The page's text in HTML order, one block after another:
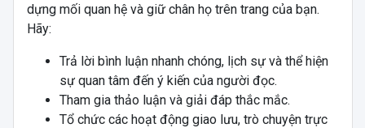
dựng mối quan hệ và giữ chân họ trên trang của bạn.
Hãy:
Trả lời bình luận nhanh chóng, lịch sự và thể hiện
sự quan tâm đến ý kiến của người đọc.
Tham gia thảo luận và giải đáp thắc mắc.
Tổ chức các hoạt động giao lưu, trò chuyện trực